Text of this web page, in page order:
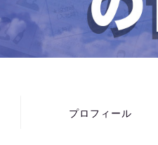
プロフィール